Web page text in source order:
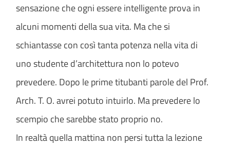
sensazione che ogni essere intelligente prova in
alcuni momenti della sua vita. Ma che si
schiantasse con così tanta potenza nella vita di
uno studente d’architettura non lo potevo
prevedere. Dopo le prime titubanti parole del Prof.
Arch. T. O. avrei potuto intuirlo. Ma prevedere lo
scempio che sarebbe stato proprio no.
In realtà quella mattina non persi tutta la lezione